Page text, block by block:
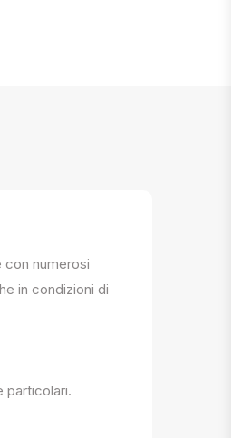
con numerosi
in condizioni di
particolari.